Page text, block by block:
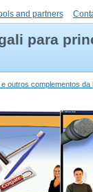
and partners
para
outros complementos da